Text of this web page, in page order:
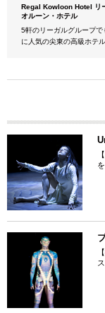
Regal Kowloon Hotel リ
オルーン・ホテル
5軒のリーガルグループで
に人気の尖東の高級ホテル
ス